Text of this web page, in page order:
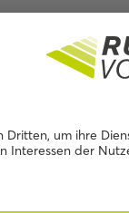
hat
Anhalt das
Getötete pro
eine Millionen